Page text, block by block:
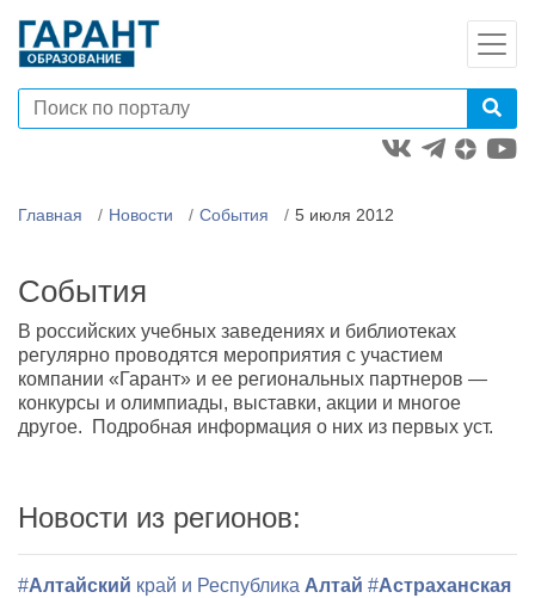
Главная Новости События 5 июля 2012
События
В российских учебных заведениях и библиотеках
регулярно проводятся мероприятия с участием
компании «Гарант» и ее региональных партнеров —
конкурсы и олимпиады, выставки, акции и многое
другое. Подробная информация о них из первых уст.
Новости из регионов:
#Алтайский край и Республика Алтай #Астраханская